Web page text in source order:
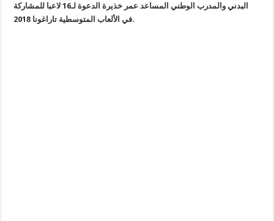
البدني والمدرب الوطني المساعد عمر خذيرة الدعوة لـ16 لاعبا للمشاركة
في الألعاب المتوسطية تاراغونا 2018.